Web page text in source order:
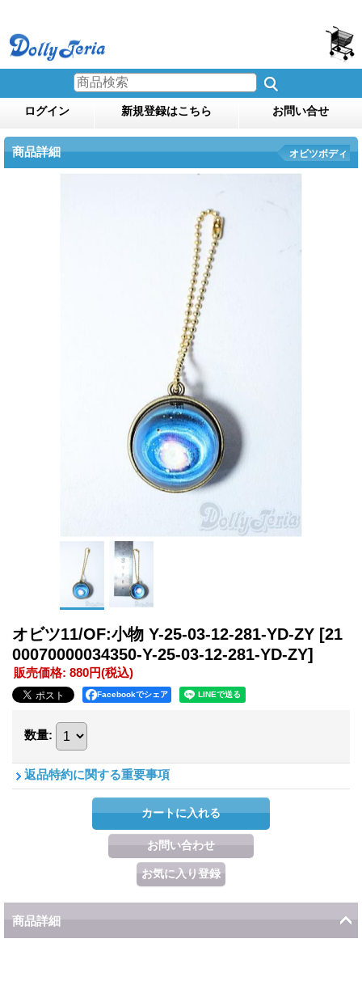
ログイン 新規登録はこちら お問い合せ
商品詳細 オビツボディ
オビツ11/OF:小物 Y-25-03-12-281-YD-ZY [21
00070000034350-Y-25-03-12-281-YD-ZY]
販売価格: 880円(税込)
Facebookでシェア
数量:
返品特約に関する重要事項
商品詳細